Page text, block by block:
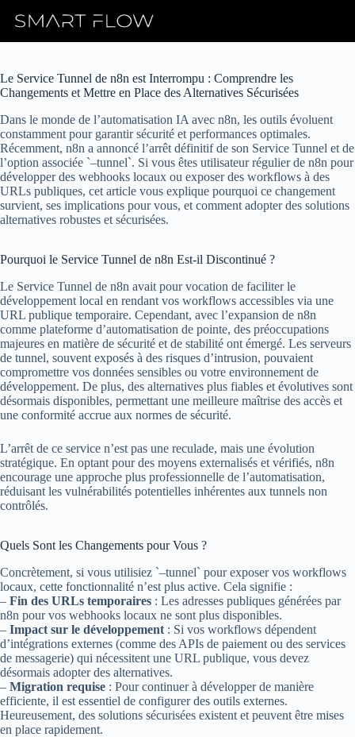
Le Service Tunnel de n8n est Interrompu : Comprendre les
Changements et Mettre en Place des Alternatives Sécurisées
Dans le monde de l’automatisation IA avec n8n, les outils évoluent
constamment pour garantir sécurité et performances optimales.
Récemment, n8n a annoncé l’arrêt définitif de son Service Tunnel et de
l’option associée `–tunnel`. Si vous êtes utilisateur régulier de n8n pour
développer des webhooks locaux ou exposer des workflows à des
URLs publiques, cet article vous explique pourquoi ce changement
survient, ses implications pour vous, et comment adopter des solutions
alternatives robustes et sécurisées.
Pourquoi le Service Tunnel de n8n Est-il Discontinué ?
Le Service Tunnel de n8n avait pour vocation de faciliter le
développement local en rendant vos workflows accessibles via une
URL publique temporaire. Cependant, avec l’expansion de n8n
comme plateforme d’automatisation de pointe, des préoccupations
majeures en matière de sécurité et de stabilité ont émergé. Les serveurs
de tunnel, souvent exposés à des risques d’intrusion, pouvaient
compromettre vos données sensibles ou votre environnement de
développement. De plus, des alternatives plus fiables et évolutives sont
désormais disponibles, permettant une meilleure maîtrise des accès et
une conformité accrue aux normes de sécurité.
L’arrêt de ce service n’est pas une reculade, mais une évolution
stratégique. En optant pour des moyens externalisés et vérifiés, n8n
encourage une approche plus professionnelle de l’automatisation,
réduisant les vulnérabilités potentielles inhérentes aux tunnels non
contrôlés.
Quels Sont les Changements pour Vous ?
Concrètement, si vous utilisiez `–tunnel` pour exposer vos workflows
locaux, cette fonctionnalité n’est plus active. Cela signifie :
– Fin des URLs temporaires : Les adresses publiques générées par
n8n pour vos webhooks locaux ne sont plus disponibles.
– Impact sur le développement : Si vos workflows dépendent
d’intégrations externes (comme des APIs de paiement ou des services
de messagerie) qui nécessitent une URL publique, vous devez
désormais adopter des alternatives.
– Migration requise : Pour continuer à développer de manière
efficiente, il est essentiel de configurer des outils externes.
Heureusement, des solutions sécurisées existent et peuvent être mises
en place rapidement.